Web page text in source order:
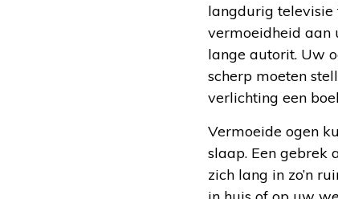
langdurig televisie
vermoeidheid aan
lange autorit. Uw
scherp moeten
verlichting een
Vermoeide ogen
slaap. Een gebrek
zich lang in zo’n